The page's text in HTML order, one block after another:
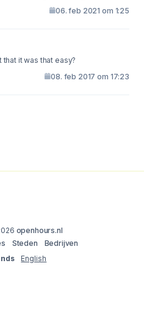
06. feb 2021 om 1:25
it was that easy?
08. feb 2017 om 17:23
openhours.nl
Steden
Bedrijven
English